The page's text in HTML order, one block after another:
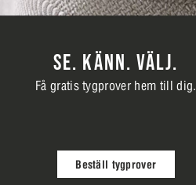
SE. KÄNN. VÄLJ.
Få gratis tygprover hem till dig.
Beställ tygprover